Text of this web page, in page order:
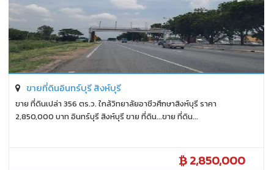
ขายที่ดินอินทร์บุรี สิงห์บุรี
ขาย ที่ดินเปล่า 356 ตร.ว. ใกล้วิทยาลัยอาชีวศึกษาสิงห์บุรี ราคา
2,850,000 บาท อินทร์บุรี สิงห์บุรี ขาย ที่ดิน...ขาย ที่ดิน...
2,850,000